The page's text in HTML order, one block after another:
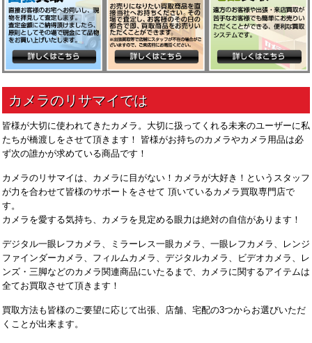
皆様が大切に使われてきたカメラ。大切に扱ってくれる未来のユーザーに私
たちが橋渡しをさせて頂きます！ 皆様がお持ちのカメラやカメラ用品は必
ず次の誰かが求めている商品です！
カメラのリサマイは、カメラに目がない！カメラが大好き！というスタッフ
が力を合わせて皆様のサポートをさせて 頂いているカメラ買取専門店で
す。
カメラを愛する気持ち、カメラを見定める眼力は絶対の自信があります！
デジタル一眼レフカメラ、ミラーレス一眼カメラ、一眼レフカメラ、レンジ
ファインダーカメラ、フィルムカメラ、デジタルカメラ、ビデオカメラ、レ
ンズ・三脚などのカメラ関連商品にいたるまで、カメラに関するアイテムは
全てお買取させて頂きます！
買取方法も皆様のご要望に応じて出張、店舗、宅配の3つからお選びいただ
くことが出来ます。